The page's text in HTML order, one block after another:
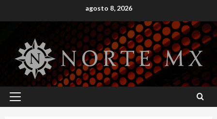
to
agosto 8, 2026
Primary